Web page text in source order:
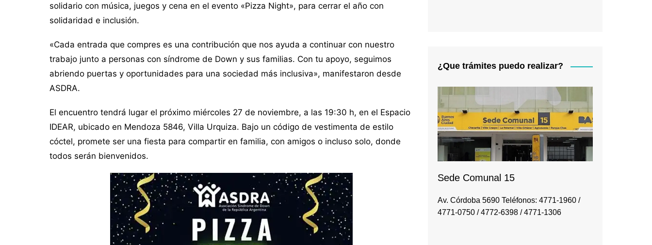
solidario con música, juegos y cena en el evento «Pizza Night», para cerrar el año con
solidaridad e inclusión.
«Cada entrada que compres es una contribución que nos ayuda a continuar con nuestro
trabajo junto a personas con síndrome de Down y sus familias. Con tu apoyo, seguimos
abriendo puertas y oportunidades para una sociedad más inclusiva», manifestaron desde
ASDRA.
El encuentro tendrá lugar el próximo miércoles 27 de noviembre, a las 19:30 h, en el Espacio
IDEAR, ubicado en Mendoza 5846, Villa Urquiza. Bajo un código de vestimenta de estilo
cóctel, promete ser una fiesta para compartir en familia, con amigos o incluso solo, donde
todos serán bienvenidos.
¿Que trámites puedo realizar?
Sede Comunal 15
Av. Córdoba 5690 Teléfonos: 4771-1960 /
4771-0750 / 4772-6398 / 4771-1306